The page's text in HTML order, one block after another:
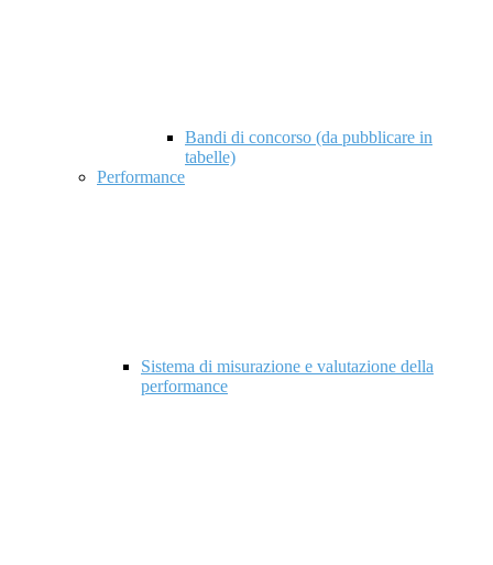
Bandi di concorso (da pubblicare in
tabelle)
Performance
Sistema di misurazione e valutazione della
performance